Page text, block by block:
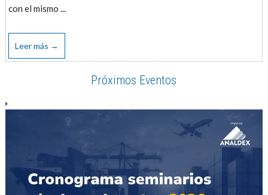
con el mismo ...
Leer más →
Próximos Eventos